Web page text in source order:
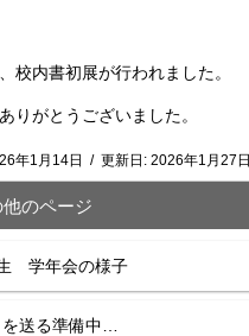
校内書初展が行われました。
りがとうございました。
年1月14日 / 更新日: 2026年1月27日
のページ
学年会の様子
送る準備中…